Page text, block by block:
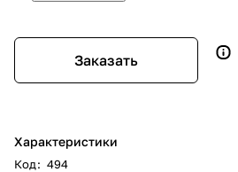
Заказать
Характеристики
Код: 494